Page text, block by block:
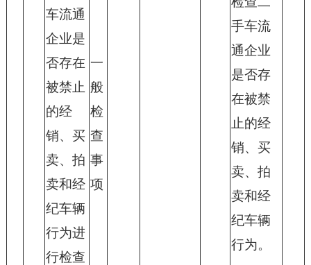
车流通
企业是
否存在
被禁止
的经
销、买
卖、拍
卖和经
纪车辆
行为进
行检查
一
般
检
查
事
项
手车流
通企业
是否存
在被禁
止的经
销、买
卖、拍
卖和经
纪车辆
行为。